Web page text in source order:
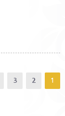
1
2
3